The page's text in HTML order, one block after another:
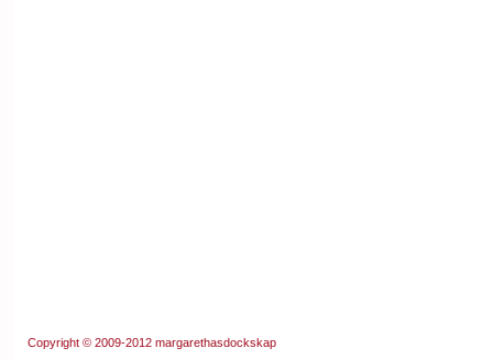
Copyright © 2009-2012 margarethasdockskap